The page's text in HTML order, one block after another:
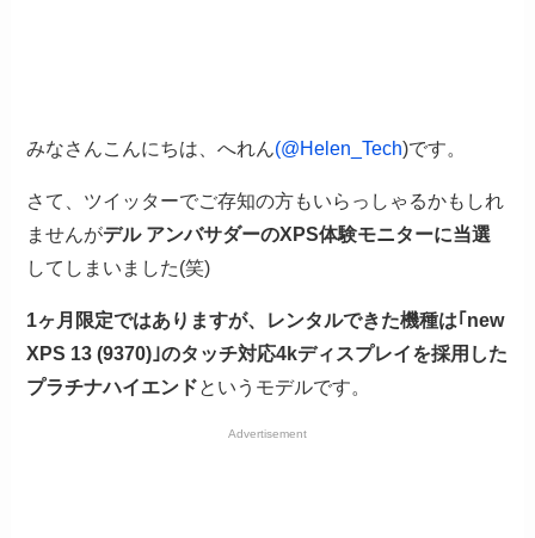
みなさんこんにちは、へれん(@Helen_Tech)です。
さて、ツイッターでご存知の方もいらっしゃるかもしれ
ませんがデル アンバサダーのXPS体験モニターに当選
してしまいました(笑)
1ヶ月限定ではありますが、レンタルできた機種は｢new
XPS 13 (9370)｣のタッチ対応4kディスプレイを採用した
プラチナハイエンドというモデルです。
Advertisement